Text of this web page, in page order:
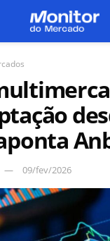
09/fev/2026